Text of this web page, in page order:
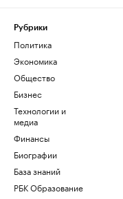
Рубрики
Политика
Экономика
Общество
Бизнес
Технологии и
медиа
Финансы
Биографии
База знаний
РБК Образование